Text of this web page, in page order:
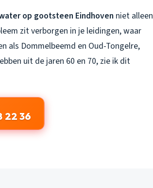
op gootsteen Eindhoven niet alleen
zit verborgen in je leidingen, waar
als Dommelbeemd en Oud-Tongelre,
uit de jaren 60 en 70, zie ik dit
22 36